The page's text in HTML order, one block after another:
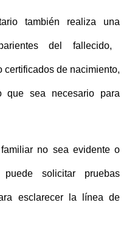
también realiza una
del fallecido,
certificados de nacimiento,
que sea necesario para
no sea evidente o
solicitar pruebas
esclarecer la línea de